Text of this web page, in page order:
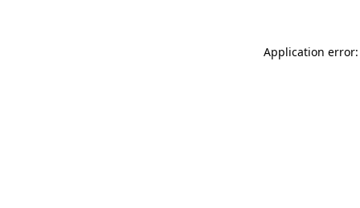
Application